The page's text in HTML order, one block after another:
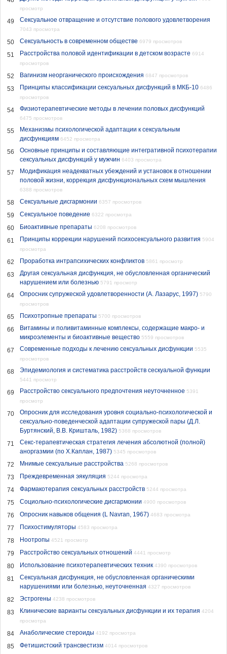
просмотр
49 Сексуальное отвращение и отсутствие полового удовлетворения
7043 просмотра
50 Сексуальность в современном обществе 6979 просмотров
51 Расстройства половой идентификации в детском возрасте 6914
просмотров
52 Вагинизм неорганического происхождения 6847 просмотров
53 Принципы классификации сексуальных дисфункций в МКБ-10 6486
просмотров
54 Физиотерапевтические методы в лечении половых дисфункций
6475 просмотров
55
Механизмы психологической адаптации к сексуальным
дисфункциям 6452 просмотра
56
Основные принципы и составляющие интегративной психотерапии
сексуальных дисфункций у мужчин 6403 просмотра
57
Модификация неадекватных убеждений и установок в отношении
половой жизни, коррекция дисфункциональных схем мышления
6388 просмотров
58 Сексуальные дисгармонии 6357 просмотров
59 Сексуальное поведение 6322 просмотра
60 Биоактивные препараты 6208 просмотров
61 Принципы коррекции нарушений психосексуального развития 5904
просмотра
62 Проработка интрапсихических конфликтов 5861 просмотр
63
Другая сексуальная дисфункция, не обусловленная органический
нарушением или болезнью 5791 просмотр
64 Опросник супружеской удовлетворенности (А. Лазарус, 1997) 5790
просмотров
65 Психотропные препараты 5700 просмотров
66
Витамины и поливитаминные комплексы, содержащие макро- и
микроэлементы и биоактивные вещество 5559 просмотров
67 Современные подходы к лечению сексуальных дисфункции 5535
просмотров
68 Эпидемиология и систематика расстройств сескуальной функции
5441 просмотр
69 Расстройство сексуального предпочтения неуточненное 5391
просмотр
70
Опросник для исследования уровня социально-психологической и
сексуально-поведенческой адаптации супружеской пары (Д.Л.
Буртянский, В.В. Кришталь, 1982) 5368 просмотров
71
Секс-терапевтическая стратегия лечения абсолютной (полной)
аноргазмии (по Х.Каплан, 1987) 5345 просмотров
72 Мнимые сексуальные расстройства 5268 просмотров
73 Преждевременная эякуляция 5244 просмотра
74 Фармакотерапия сексуальных расстройств 5244 просмотра
75 Социольно-психологические дисгармонии 4900 просмотров
76 Опросник навыков общения (L Navran, 1967) 4683 просмотра
77 Психостимуляторы 4583 просмотра
78 Ноотропы 4521 просмотр
79 Расстройство сексуальных отношений 4441 просмотр
80 Использование психотерапевтических техник 4390 просмотров
81
Сексуальная дисфункция, не обусловленная органическими
нарушениями или болезнью, неуточненная 4327 просмотров
82 Эстрогены 4238 просмотров
83 Клинические варианты сексуальных дисфункции и их терапия 4204
просмотра
84 Анаболические стероиды 4192 просмотра
85 Фетишистский трансвестизм 4014 просмотров